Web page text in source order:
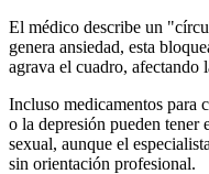
El médico describe un
genera ansiedad, esta
agrava el cuadro, afectando
Incluso medicamentos para
o la depresión pueden tener
sexual, aunque el
sin orientación profesional.